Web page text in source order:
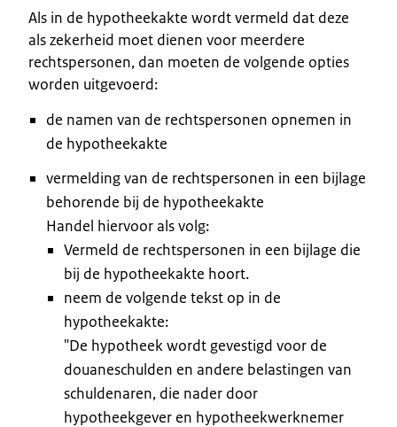
Als in de hypotheekakte wordt vermeld dat deze
als zekerheid moet dienen voor meerdere
rechtspersonen, dan moeten de volgende opties
worden uitgevoerd:
de namen van de rechtspersonen opnemen in
de hypotheekakte
vermelding van de rechtspersonen in een bijlage
behorende bij de hypotheekakte
Handel hiervoor als volg:
Vermeld de rechtspersonen in een bijlage die
bij de hypotheekakte hoort.
neem de volgende tekst op in de
hypotheekakte:
"De hypotheek wordt gevestigd voor de
douaneschulden en andere belastingen van
schuldenaren, die nader door
hypotheekgever en hypotheekwerknemer